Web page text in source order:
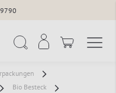
Bio Besteck